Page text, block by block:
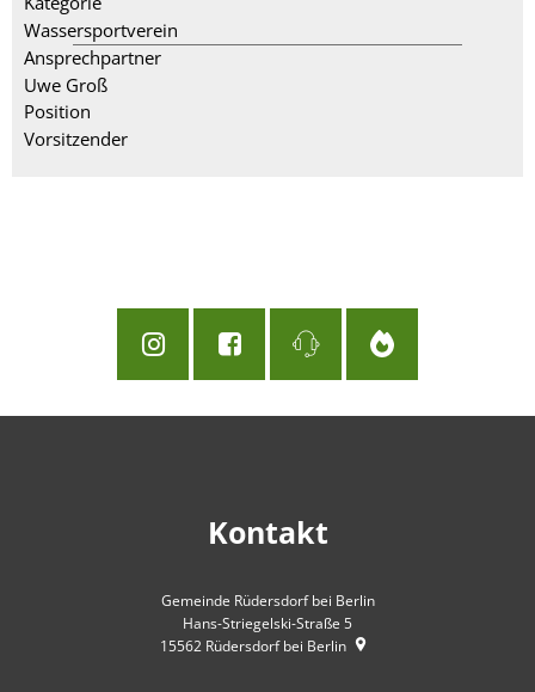
Wassersportverein
Ansprechpartner
Uwe Groß
Position
Vorsitzender
Kontakt
Gemeinde Rüdersdorf bei Berlin
Hans-Striegelski-Straße 5
15562 Rüdersdorf bei Berlin